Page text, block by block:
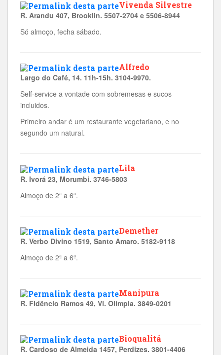
Vivenda Silvestre
R. Arandu 407, Brooklin. 5507-2704 e 5506-8944
Só almoço, fecha sábado.
Alfredo
Largo do Café, 14. 11h-15h. 3104-9970.
Self-service a vontade com sobremesas e sucos
incluidos.
Primeiro andar é um restaurante vegetariano, e no
segundo um natural.
Lila
R. Ivorá 23, Morumbi. 3746-5803
Almoço de 2ª a 6ª.
Demether
R. Verbo Divino 1519, Santo Amaro. 5182-9118
Almoço de 2ª a 6ª.
Manipura
R. Fidêncio Ramos 49, Vl. Olímpia. 3849-0201
Bioqualitá
R. Cardoso de Almeida 1457, Perdizes. 3801-4406